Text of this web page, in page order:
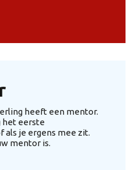
heeft een mentor.
het eerste
als je ergens mee zit.
mentor is.